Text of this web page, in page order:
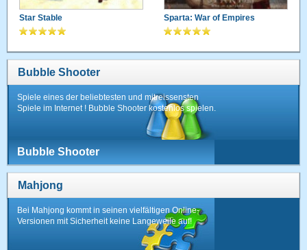
Star Stable Sparta: War of Empires
Bubble Shooter
Spiele eines der beliebtesten und mitreissensten
Spiele im Internet ! Bubble Shooter kostenlos spielen.
Bubble Shooter
Mahjong
Bei Mahjong kommt in seinen vielfältigen Online-
Versionen mit Sicherheit keine Langeweile auf!